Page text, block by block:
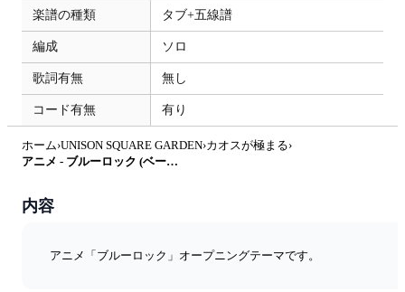
楽譜の種類 タブ+五線譜
編成 ソロ
歌詞有無 無し
コード有無 有り
ホーム›UNISON SQUARE GARDEN›カオスが極まる›
アニメ - ブルーロック (ベース Tab譜 4弦) by T's Bass Score
内容
アニメ「ブルーロック」オープニングテーマです。